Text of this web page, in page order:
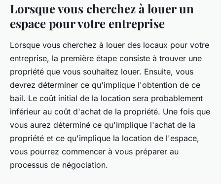
Lorsque vous cherchez à louer un
espace pour votre entreprise
Lorsque vous cherchez à louer des locaux pour votre
entreprise, la première étape consiste à trouver une
propriété que vous souhaitez louer. Ensuite, vous
devrez déterminer ce qu'implique l'obtention de ce
bail. Le coût initial de la location sera probablement
inférieur au coût d'achat de la propriété. Une fois que
vous aurez déterminé ce qu'implique l'achat de la
propriété et ce qu'implique la location de l'espace,
vous pourrez commencer à vous préparer au
processus de négociation.